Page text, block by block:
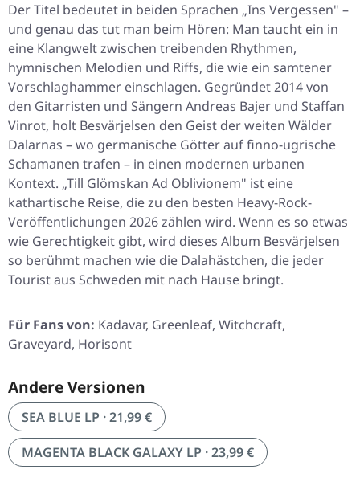
Der Titel bedeutet in beiden Sprachen „Ins Vergessen" –
und genau das tut man beim Hören: Man taucht ein in
eine Klangwelt zwischen treibenden Rhythmen,
hymnischen Melodien und Riffs, die wie ein samtener
Vorschlaghammer einschlagen. Gegründet 2014 von
den Gitarristen und Sängern Andreas Bajer und Staffan
Vinrot, holt Besvärjelsen den Geist der weiten Wälder
Dalarnas – wo germanische Götter auf finno-ugrische
Schamanen trafen – in einen modernen urbanen
Kontext. „Till Glömskan Ad Oblivionem" ist eine
kathartische Reise, die zu den besten Heavy-Rock-
Veröffentlichungen 2026 zählen wird. Wenn es so etwas
wie Gerechtigkeit gibt, wird dieses Album Besvärjelsen
so berühmt machen wie die Dalahästchen, die jeder
Tourist aus Schweden mit nach Hause bringt.
Für Fans von: Kadavar, Greenleaf, Witchcraft,
Graveyard, Horisont
Andere Versionen
SEA BLUE LP · 21,99 €
MAGENTA BLACK GALAXY LP · 23,99 €